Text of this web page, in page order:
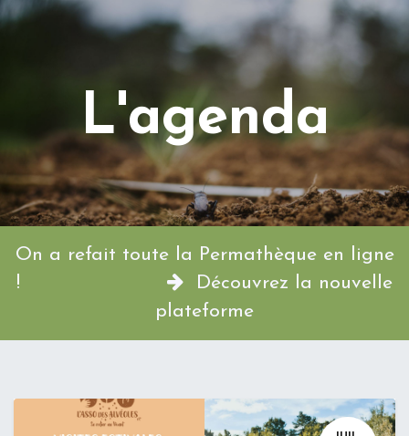
L'agenda
On a refait toute la Permathèque en ligne
!
Découvrez la nouvelle
plateforme